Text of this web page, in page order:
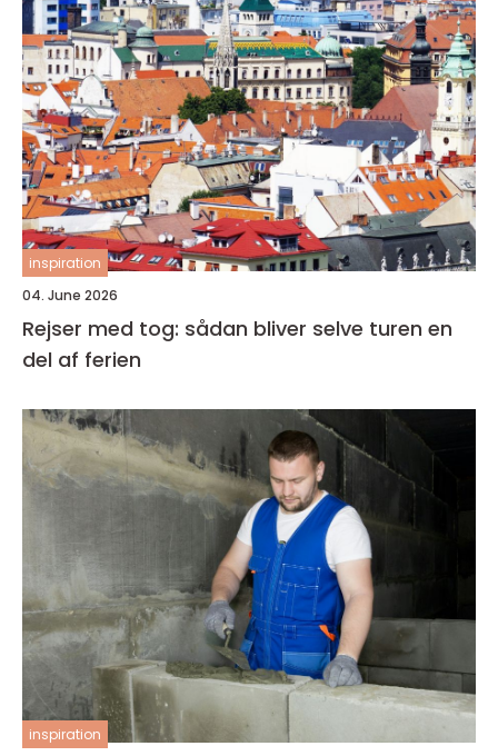
inspiration
04. June 2026
Rejser med tog: sådan bliver selve turen en
del af ferien
inspiration